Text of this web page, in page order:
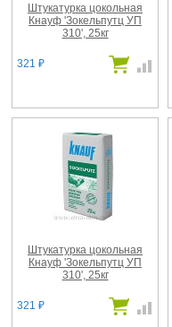
Штукатурка цокольная
Кнауф 'Зокельпутц УП
310', 25кг
321 ₽
Штукатурка цокольная
Кнауф 'Зокельпутц УП
310', 25кг
321 ₽